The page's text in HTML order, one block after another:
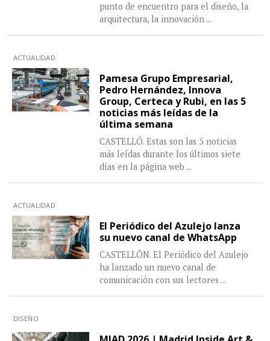
punto de encuentro para el diseño, la
arquitectura, la innovación ...
ACTUALIDAD
Pamesa Grupo Empresarial,
Pedro Hernández, Innova
Group, Certeca y Rubi, en las 5
noticias más leídas de la
última semana
CASTELLÓ. Estas son las 5 noticias
más leídas durante los últimos siete
días en la página web ...
ACTUALIDAD
El Periódico del Azulejo lanza
su nuevo canal de WhatsApp
CASTELLÓN. El Periódico del Azulejo
ha lanzado un nuevo canal de
comunicación con sus lectores ...
DISEÑO